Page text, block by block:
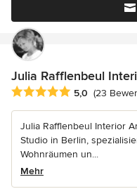
Julia Rafflenbeul
Durchschnittliche
5,0 (23
Julia Rafflenbeul Interior
Studio in Berlin,
Wohnräumen un...
Mehr